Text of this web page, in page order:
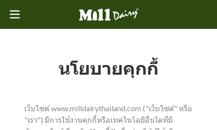
นโยบายคุกกี้
เว็บไซต์ www.milldairythailand.com ("เว็บไซต์" หรือ
"เรา") มีการใช้งานคุกกี้หรือเทคโนโลยีอื่นใดที่มี